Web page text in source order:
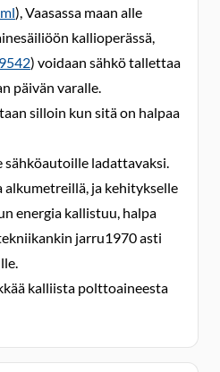
),Vaasassa maan alle
kallioperässä,
) voidaan sähkö tallettaa
päivän varalle.
silloin kun sitä on halpaa
sähköautoille ladattavaksi.
alkumetreillä, ja kehitykselle
energia kallistuu, halpa
jarru1970 asti
kalliista polttoaineesta